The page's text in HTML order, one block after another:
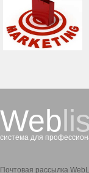
Web
система для
Почтовая рассылка